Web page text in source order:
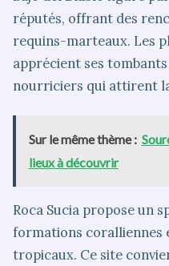
réputés, offrant des
requins-marteaux. Les
apprécient ses
nourriciers qui attirent
Sur le même thème :
lieux à découvrir
Roca Sucia propose un
formations coralliennes
tropicaux. Ce site